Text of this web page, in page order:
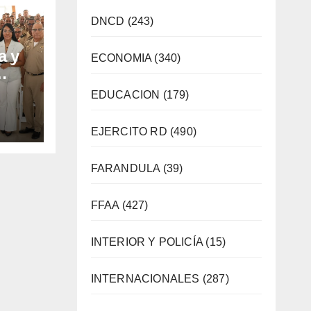
y
DNCD (243)
ECONOMIA (340)
EDUCACION (179)
EJERCITO RD (490)
FARANDULA (39)
FFAA (427)
INTERIOR Y POLICÍA (15)
INTERNACIONALES (287)